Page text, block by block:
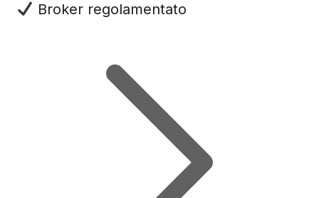
Broker regolamentato